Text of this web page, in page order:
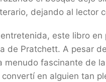
dejando al lector
este libro
de Pratchett. A pesar
menudo fascinante de
en alguien tan